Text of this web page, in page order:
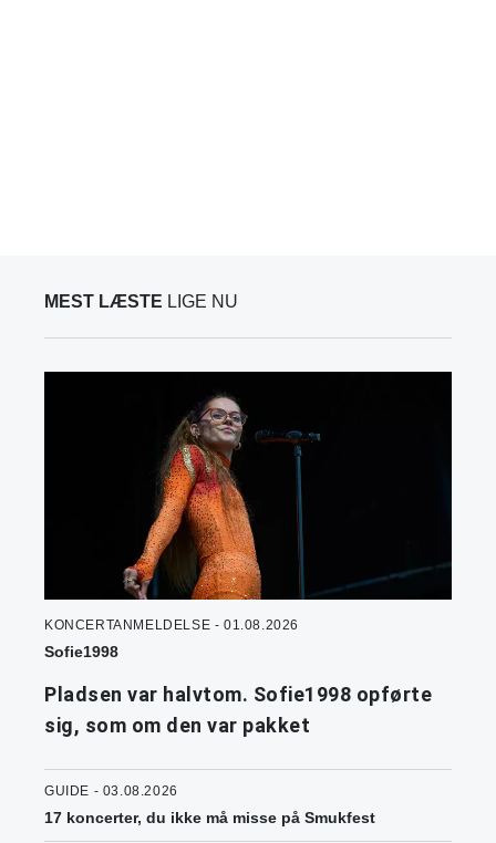
MEST LÆSTE LIGE NU
KONCERTANMELDELSE - 01.08.2026
Sofie1998
Pladsen var halvtom. Sofie1998 opførte
sig, som om den var pakket
GUIDE - 03.08.2026
17 koncerter, du ikke må misse på Smukfest